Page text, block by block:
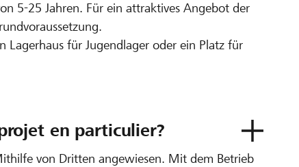
5-25 Jahren. Für ein attraktives Angebot der
Lagerhaus für Jugendlager oder ein Platz für
en particulier?
von Dritten angewiesen. Mit dem Betrieb